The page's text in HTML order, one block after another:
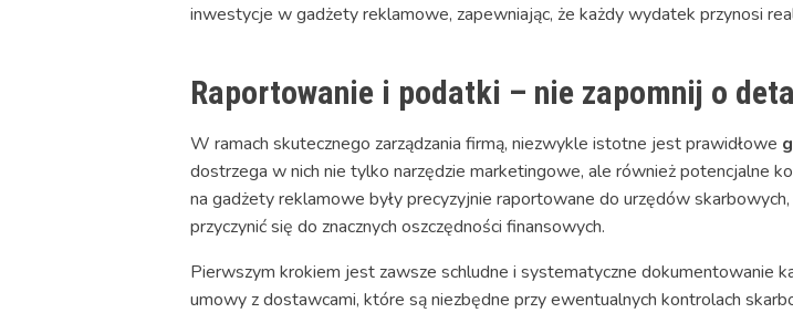
inwestycje w gadżety reklamowe, zapewniając, że każdy wydatek przynosi
Raportowanie i podatki – nie zapomnij o
W ramach skutecznego zarządzania firmą, niezwykle istotne jest prawidłowe
dostrzega w nich nie tylko narzędzie marketingowe, ale również potencjalne
na gadżety reklamowe były precyzyjnie raportowane do urzędów
przyczynić się do znacznych oszczędności finansowych.
Pierwszym krokiem jest zawsze schludne i systematyczne dokumentowanie
umowy z dostawcami, które są niezbędne przy ewentualnych kontrolach